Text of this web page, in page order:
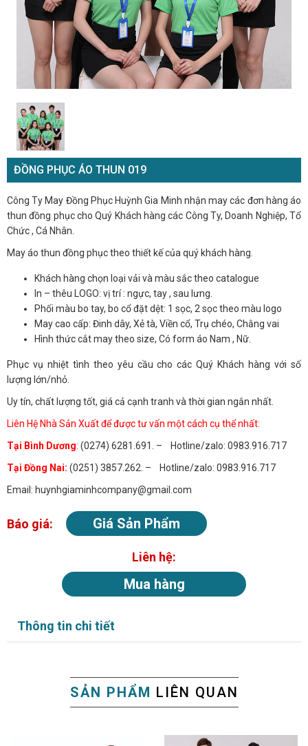
ĐỒNG PHỤC ÁO THUN 019
Công Ty May Đồng Phục Huỳnh Gia Minh nhận may các đơn hàng áo
thun đồng phục cho Quý Khách hàng các Công Ty, Doanh Nghiệp, Tổ
Chức , Cá Nhân.
May áo thun đồng phục theo thiết kế của quý khách hàng.
Khách hàng chọn loại vải và màu sắc theo catalogue
In – thêu LOGO: vị trí : ngực, tay , sau lưng.
Phối màu bo tay, bo cổ đặt dệt: 1 sọc, 2 sọc theo màu logo
May cao cấp: Đinh dây, Xẻ tà, Viền cổ, Trụ chéo, Chằng vai
Hình thức cắt may theo size, Có form áo Nam , Nữ.
Phục vụ nhiệt tình theo yêu cầu cho các Quý Khách hàng với số
lượng lớn/nhỏ.
Uy tín, chất lượng tốt, giá cả cạnh tranh và thời gian ngắn nhất.
Liên Hệ Nhà Sản Xuất để được tư vấn một cách cụ thể nhất:
Tại Bình Dương: (0274) 6281.691. – Hotline/zalo: 0983.916.717
Tại Đồng Nai: (0251) 3857.262. – Hotline/zalo: 0983.916.717
Email: huynhgiaminhcompany@gmail.com
Báo giá: Giá Sản Phẩm
Liên hệ:
Mua hàng
Thông tin chi tiết
SẢN PHẨM LIÊN QUAN